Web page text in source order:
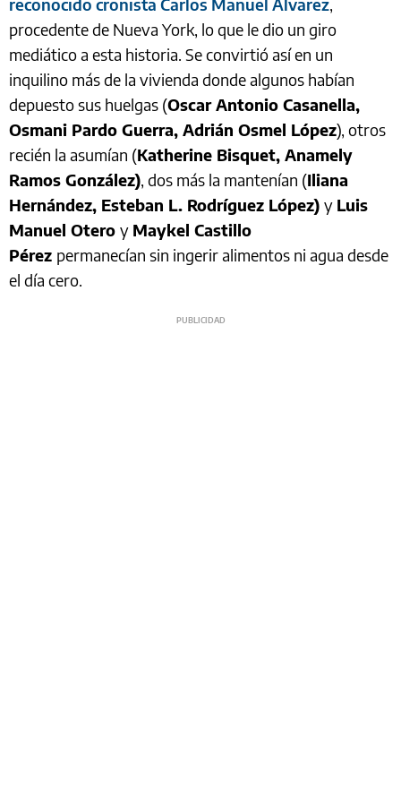
reconocido cronista Carlos Manuel Alvarez,
procedente de Nueva York, lo que le dio un giro
mediático a esta historia. Se convirtió así en un
inquilino más de la vivienda donde algunos habían
depuesto sus huelgas (Oscar Antonio Casanella,
Osmani Pardo Guerra, Adrián Osmel López), otros
recién la asumían (Katherine Bisquet, Anamely
Ramos González), dos más la mantenían (Iliana
Hernández, Esteban L. Rodríguez López) y Luis
Manuel Otero y Maykel Castillo
Pérez permanecían sin ingerir alimentos ni agua desde
el día cero.